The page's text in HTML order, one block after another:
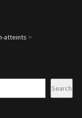
atteints >
Search